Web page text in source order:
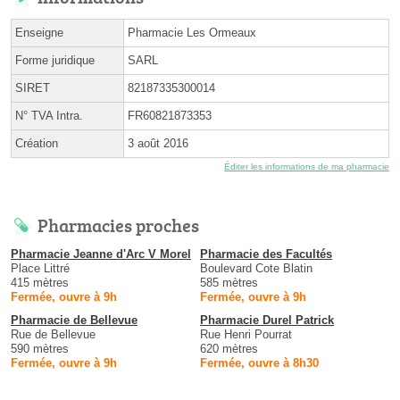
Enseigne Pharmacie Les Ormeaux
Forme juridique SARL
SIRET 82187335300014
N° TVA Intra. FR60821873353
Création 3 août 2016
Éditer les informations de ma pharmacie
Pharmacies proches
Pharmacie Jeanne d'Arc V Morel
Place Littré
415 mètres
Fermée, ouvre à 9h
Pharmacie des Facultés
Boulevard Cote Blatin
585 mètres
Fermée, ouvre à 9h
Pharmacie de Bellevue
Rue de Bellevue
590 mètres
Fermée, ouvre à 9h
Pharmacie Durel Patrick
Rue Henri Pourrat
620 mètres
Fermée, ouvre à 8h30